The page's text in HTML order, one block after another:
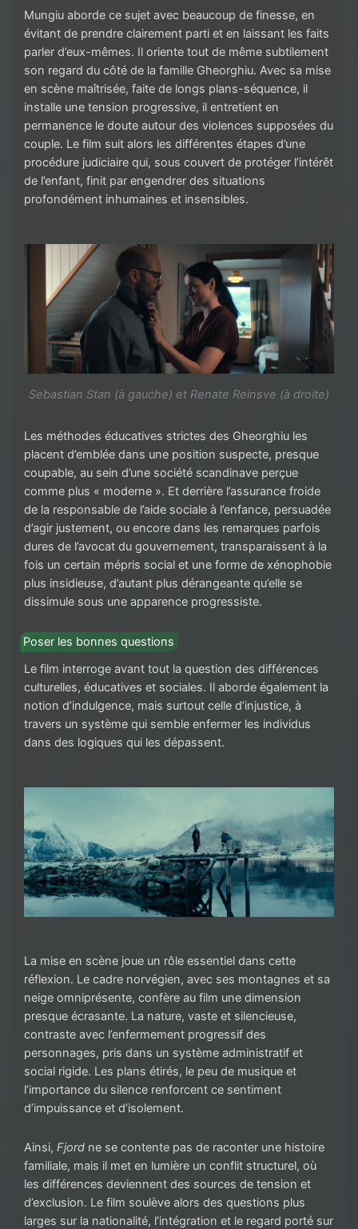
Mungiu aborde ce sujet avec beaucoup de finesse, en
évitant de prendre clairement parti et en laissant les faits
parler d’eux-mêmes. Il oriente tout de même subtilement
son regard du côté de la famille Gheorghiu. Avec sa mise
en scène maîtrisée, faite de longs plans-séquence, il
installe une tension progressive, il entretient en
permanence le doute autour des violences supposées du
couple. Le film suit alors les différentes étapes d’une
procédure judiciaire qui, sous couvert de protéger l’intérêt
de l’enfant, finit par engendrer des situations
profondément inhumaines et insensibles.
Sebastian Stan (à gauche) et Renate Reinsve (à droite)
Les méthodes éducatives strictes des Gheorghiu les
placent d’emblée dans une position suspecte, presque
coupable, au sein d’une société scandinave perçue
comme plus « moderne ». Et derrière l’assurance froide
de la responsable de l’aide sociale à l’enfance, persuadée
d’agir justement, ou encore dans les remarques parfois
dures de l’avocat du gouvernement, transparaissent à la
fois un certain mépris social et une forme de xénophobie
plus insidieuse, d’autant plus dérangeante qu’elle se
dissimule sous une apparence progressiste.
Poser les bonnes questions
Le film interroge avant tout la question des différences
culturelles, éducatives et sociales. Il aborde également la
notion d’indulgence, mais surtout celle d’injustice, à
travers un système qui semble enfermer les individus
dans des logiques qui les dépassent.
La mise en scène joue un rôle essentiel dans cette
réflexion. Le cadre norvégien, avec ses montagnes et sa
neige omniprésente, confère au film une dimension
presque écrasante. La nature, vaste et silencieuse,
contraste avec l’enfermement progressif des
personnages, pris dans un système administratif et
social rigide. Les plans étirés, le peu de musique et
l’importance du silence renforcent ce sentiment
d’impuissance et d’isolement.
Ainsi, Fjord ne se contente pas de raconter une histoire
familiale, mais il met en lumière un conflit structurel, où
les différences deviennent des sources de tension et
d’exclusion. Le film soulève alors des questions plus
larges sur la nationalité, l’intégration et le regard porté sur